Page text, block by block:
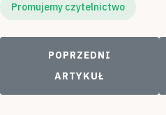
Promujemy czytelnictwo
POPRZEDNI
POPRZEDNI
ARTYKUŁ